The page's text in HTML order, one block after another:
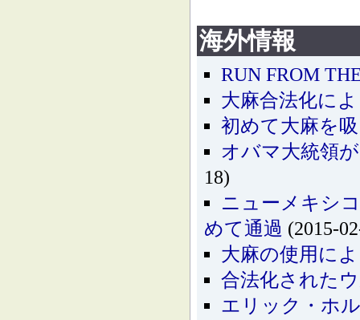
海外情報
RUN FROM
大麻合法化に
初めて大麻を
オバマ大統領
18)
ニューメキシ
めて通過 (2015-
大麻の使用に
合法化された
エリック・ホ